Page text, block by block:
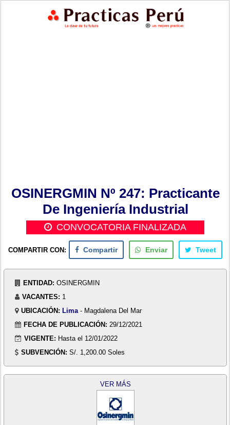
OSINERGMIN Nº 247: Practicante
De Ingeniería Industrial
CONVOCATORIA FINALIZADA
COMPARTIR CON: Compartir Enviar Tweet
ENTIDAD: OSINERGMIN
VACANTES: 1
UBICACIÓN: Lima - Magdalena Del Mar
FECHA DE PUBLICACIÓN: 29/12/2021
VIGENTE: Hasta el 12/01/2022
SUBVENCIÓN: S/. 1,200.00 Soles
VER MÁS